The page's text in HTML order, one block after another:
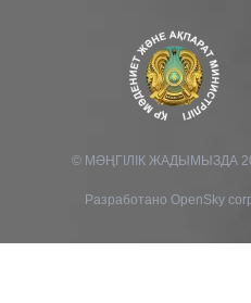
© МӘҢГІЛІК ЖАДЫМЫЗДА
Разработано OpenSky